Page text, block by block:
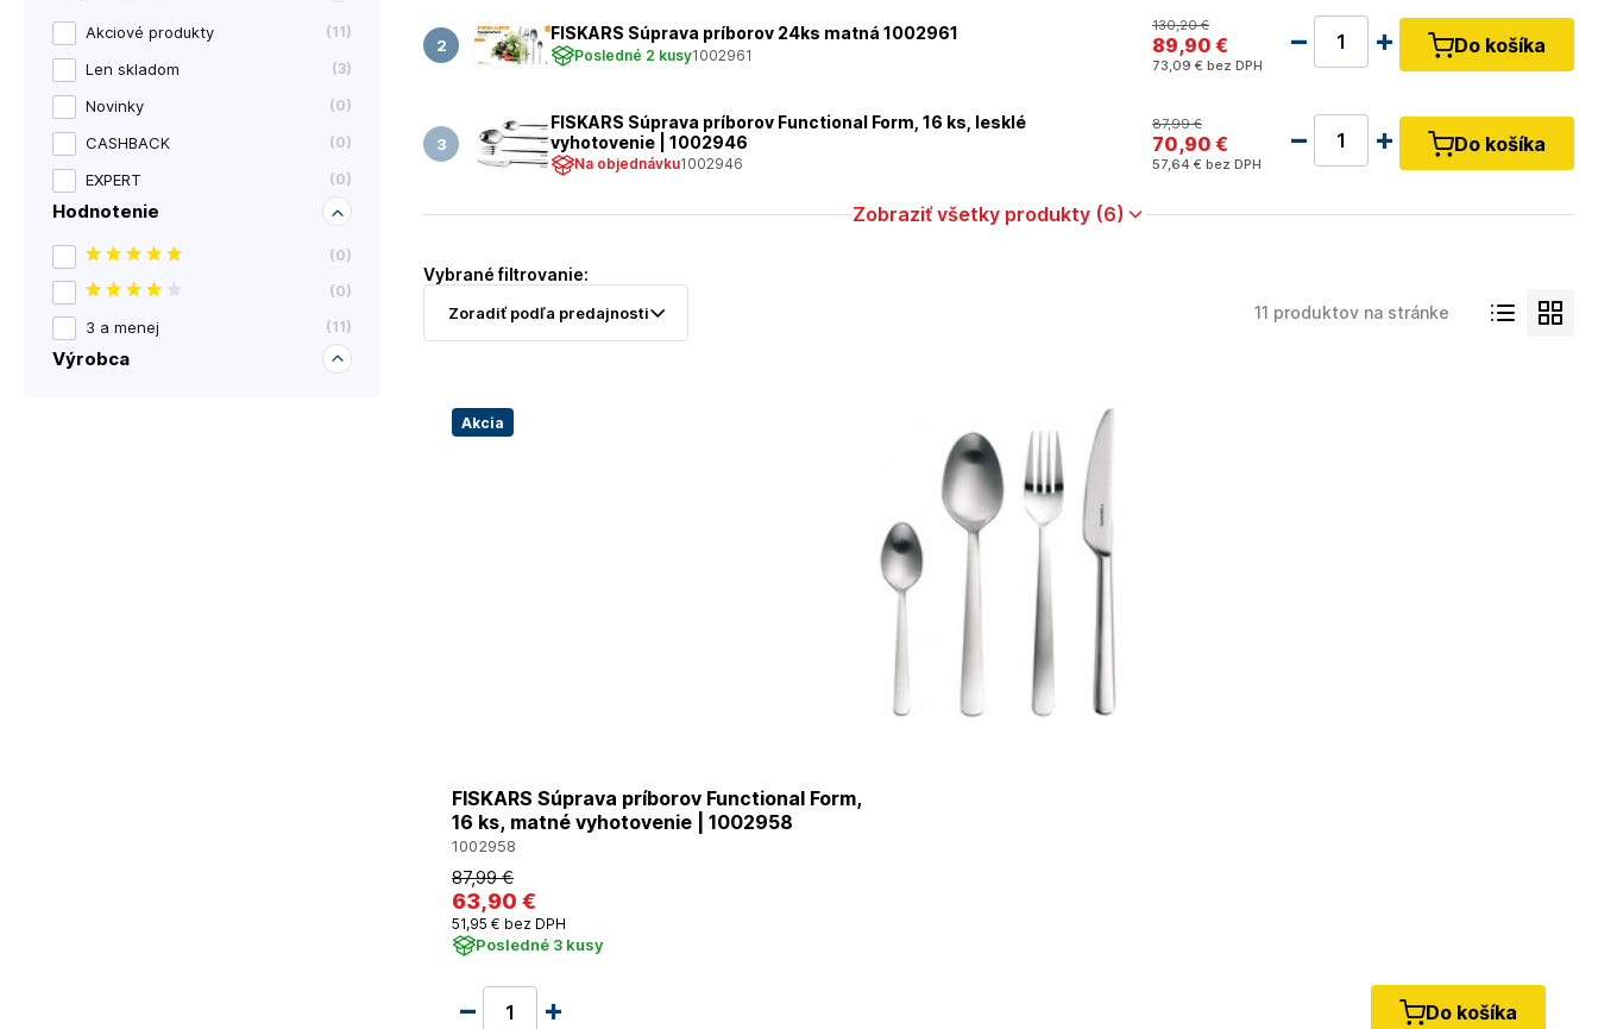
Akciové produkty (11)
Len skladom (3)
Novinky (0)
CASHBACK (0)
EXPERT (0)
Hodnotenie
(0)
(0)
3 a menej (11)
Výrobca
FISKARS Súprava príborov 24ks matná 1002961
Posledné 2 kusy1002961
130,20 €
89,90 €
73 ,09 € bez DPH
Do košíka
FISKARS Súprava príborov Functional Form, 16 ks, lesklé
vyhotovenie | 1002946
Na objednávku1002946
87,99 €
70,90 €
57 ,64 € bez DPH
Do košíka
Zobraziť všetky produkty (6)
Vybrané filtrovanie:
11 produktov na stránke
Akcia
FISKARS Súprava príborov Functional Form,
16 ks, matné vyhotovenie | 1002958
1002958
87,99 €
63,90 €
51,95 € bez DPH
Posledné 3 kusy
Do košíka